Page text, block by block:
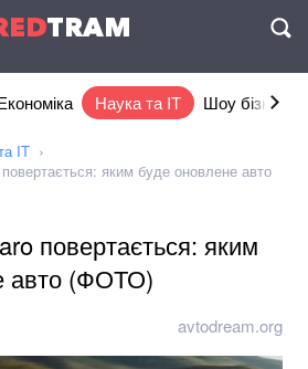
TRAM
Наука та IT Шоу бізнес
IT
яким буде оновлене авто
повертається: яким
авто (ФОТО)
avtodream.org